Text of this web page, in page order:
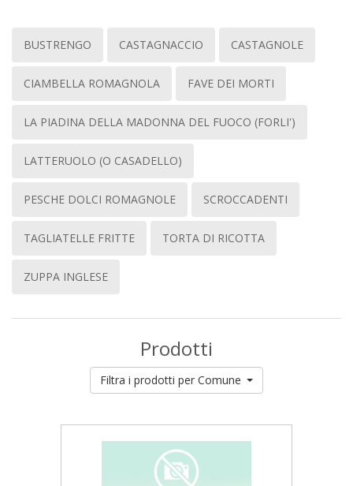
BUSTRENGO CASTAGNACCIO CASTAGNOLE
CIAMBELLA ROMAGNOLA FAVE DEI MORTI
LA PIADINA DELLA MADONNA DEL FUOCO (FORLI')
LATTERUOLO (O CASADELLO)
PESCHE DOLCI ROMAGNOLE SCROCCADENTI
TAGLIATELLE FRITTE TORTA DI RICOTTA
ZUPPA INGLESE
Prodotti
Filtra i prodotti per Comune